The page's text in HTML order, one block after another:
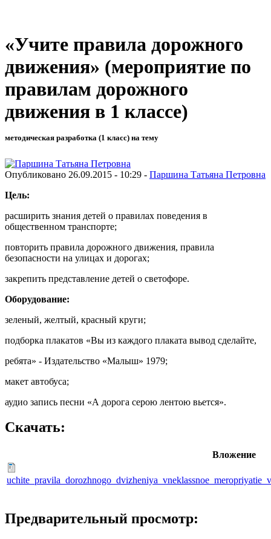
«Учите правила дорожного
движения» (мероприятие по
правилам дорожного
движения в 1 классе)
методическая разработка (1 класс) на тему
Опубликовано 26.09.2015 - 10:29 - Паршина Татьяна Петровна
Цель:
расширить знания детей о правилах поведения в
общественном транспорте;
повторить правила дорожного движения, правила
безопасности на улицах и дорогах;
закрепить представление детей о светофоре.
Оборудование:
зеленый, желтый, красный круги;
подборка плакатов «Вы из каждого плаката вывод сделайте,
ребята» - Издательство «Малыш» 1979;
макет автобуса;
аудио запись песни «А дорога серою лентою вьется».
Скачать:
Вложение
Предварительный просмотр: